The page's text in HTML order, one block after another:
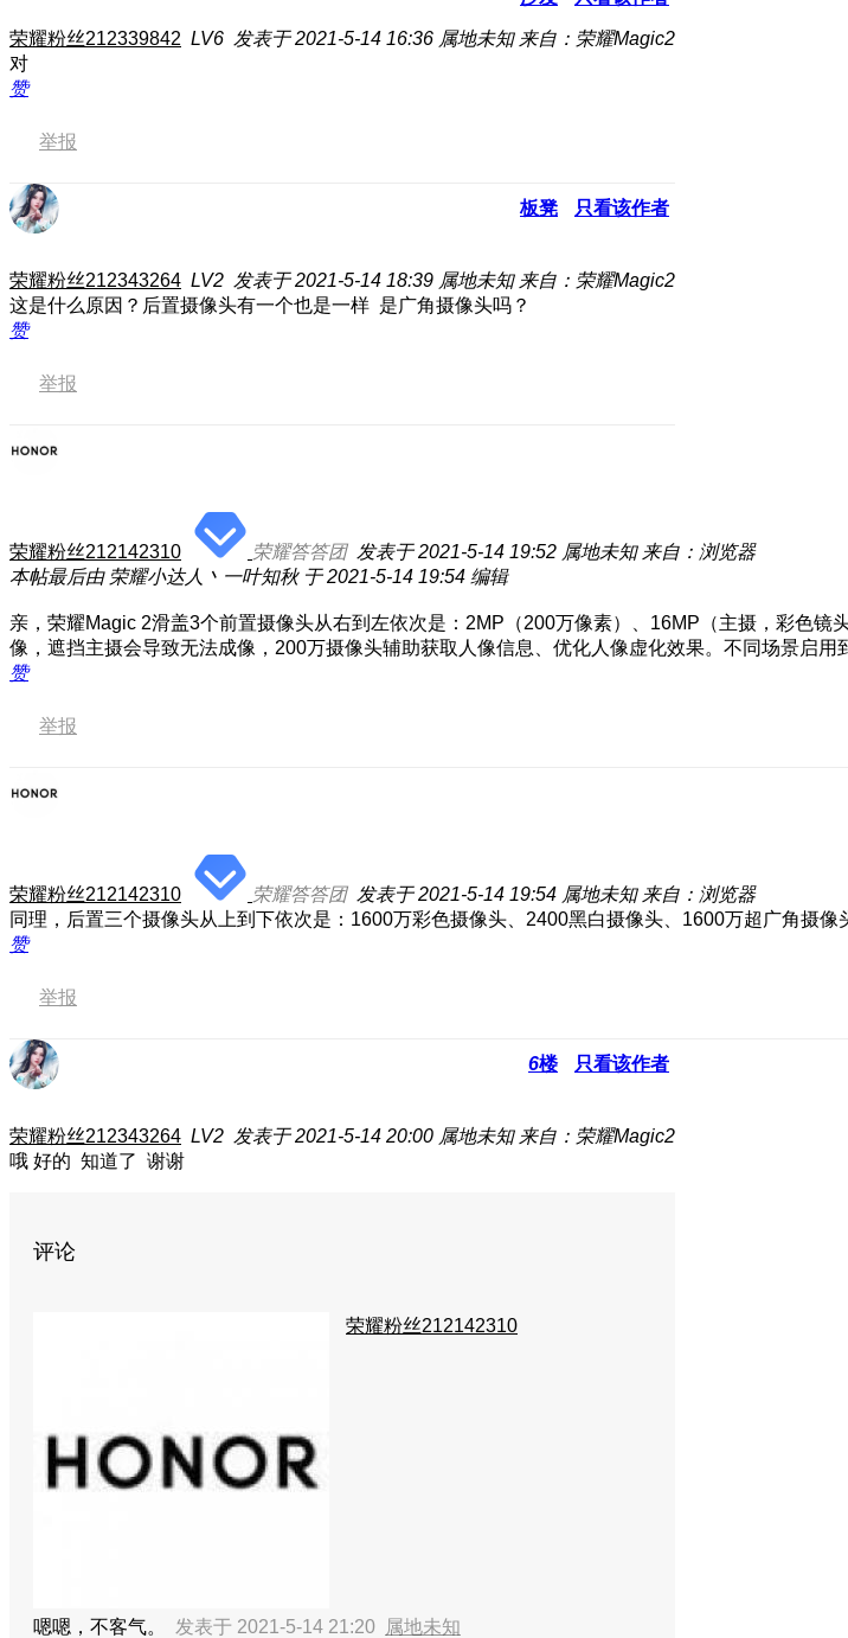
荣耀粉丝212339842 LV6 发表于 2021-5-14 16:36 属地未知 来自：荣耀Magic2
对
赞
举报
板凳 只看该作者
荣耀粉丝212343264 LV2 发表于 2021-5-14 18:39 属地未知 来自：荣耀Magic2
这是什么原因？后置摄像头有一个也是一样 是广角摄像头吗？
赞
举报
荣耀粉丝212142310 荣耀答答团 发表于 2021-5-14 19:52 属地未知 来自：浏览器
本帖最后由 荣耀小达人丶一叶知秋 于 2021-5-14 19:54 编辑
亲，荣耀Magic 2滑盖3个前置摄像头从右到左依次是：2MP（200万像素）、16MP（主摄，彩色镜
像，遮挡主摄会导致无法成像，200万摄像头辅助获取人像信息、优化人像虚化效果。不同场景启用
赞
举报
荣耀粉丝212142310 荣耀答答团 发表于 2021-5-14 19:54 属地未知 来自：浏览器
同理，后置三个摄像头从上到下依次是：1600万彩色摄像头、2400黑白摄像头、1600万超广角摄像
赞
举报
6楼 只看该作者
荣耀粉丝212343264 LV2 发表于 2021-5-14 20:00 属地未知 来自：荣耀Magic2
哦 好的 知道了 谢谢
评论
荣耀粉丝212142310
嗯嗯，不客气。 发表于 2021-5-14 21:20 属地未知